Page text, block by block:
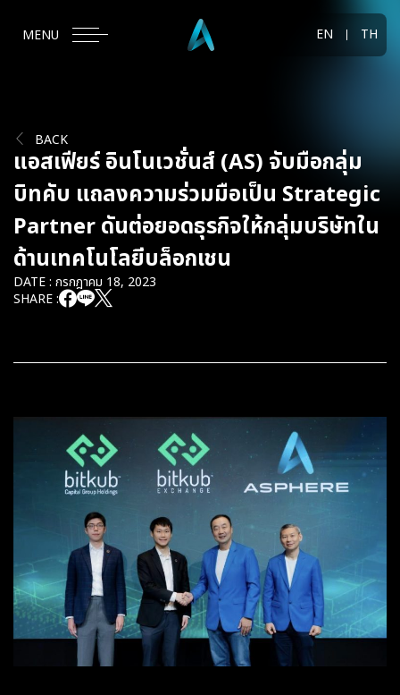
MENU EN TH
BACK
แอสเฟียร์ อินโนเวชั่นส์ (AS) จับมือกลุ่ม
บิทคับ แถลงความร่วมมือเป็น Strategic
Partner ดันต่อยอดธุรกิจให้กลุ่มบริษัทใน
ด้านเทคโนโลยีบล็อกเชน
DATE : กรกฎาคม 18, 2023
SHARE :